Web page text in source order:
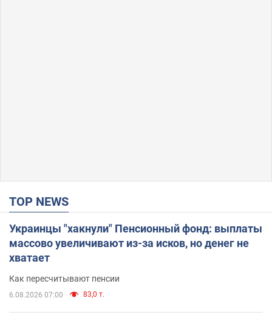
TOP NEWS
Украинцы "хакнули" Пенсионный фонд: выплаты
массово увеличивают из-за исков, но денег не
хватает
Как пересчитывают пенсии
6.08.2026 07:00 83,0 т.